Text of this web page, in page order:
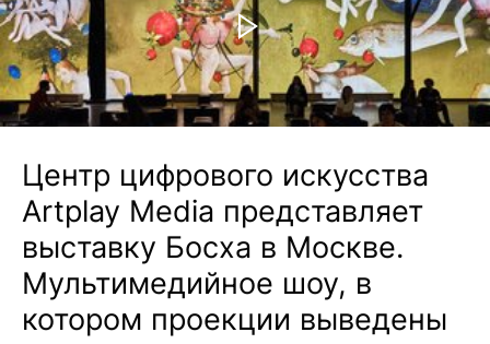
Центр цифрового искусства
Artplay Media представляет
выставку Босха в Москве.
Мультимедийное шоу, в
котором проекции выведены